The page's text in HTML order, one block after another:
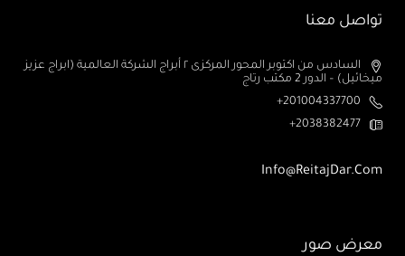
تواصل معنا
السادس من اكتوبر المحور المركزى ٢ أبراج الشركة العالمية (ابراج عزيز
ميخائيل) – الدور 2 مكتب رتاج
201004337700+
2038382477+
Info@ReitajDar.com
معرض صور